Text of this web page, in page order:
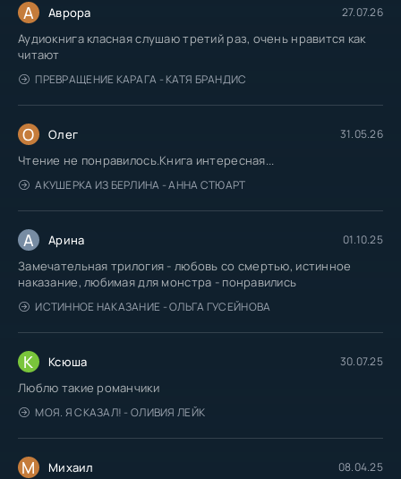
А Аврора 27.07.26
Аудиокнига класная слушаю третий раз, очень нравится как
читают
ПРЕВРАЩЕНИЕ КАРАГА - КАТЯ БРАНДИС
О Олег 31.05.26
Чтение не понравилось.Книга интересная...
АКУШЕРКА ИЗ БЕРЛИНА - АННА СТЮАРТ
А Арина 01.10.25
Замечательная трилогия - любовь со смертью, истинное
наказание, любимая для монстра - понравились
ИСТИННОЕ НАКАЗАНИЕ - ОЛЬГА ГУСЕЙНОВА
К Ксюша 30.07.25
Люблю такие романчики
МОЯ. Я СКАЗАЛ! - ОЛИВИЯ ЛЕЙК
М Михаил 08.04.25